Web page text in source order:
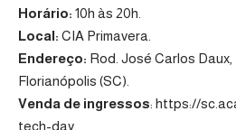
Horário: 10h às 20h.
Local: CIA Primavera.
Endereço: Rod. José Carlos Daux,
Florianópolis (SC).
Venda de ingressos: https://
tech-day